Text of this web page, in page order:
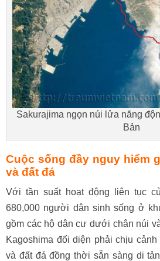
Sakurajima ngọn núi lửa năng
Bản
Cuộc sống đầy nguy hiểm
và đất đá
Với tần suất hoạt động liên tục
680,000 người dân sinh sống ở
gồm các hộ dân cư dưới chân núi
Kagoshima đối diện phải chịu
và đất đá đồng thời sẵn sàng di